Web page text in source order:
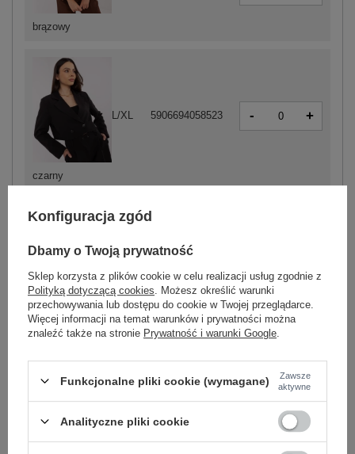
brązowy
czarny
L/XL 5906694058523 - +
bordowy
L/XL 5906694058561 -
ZALOGUJ SIĘ I ZOBACZ CENĘ
Masz pytanie? Chętnie pomożemy.
Konfiguracja zgód
Dbamy o Twoją prywatność
Sklep korzysta z plików cookie w celu realizacji usług zgodnie z
Polityką dotyczącą cookies . Możesz określić warunki
przechowywania lub dostępu do cookie w Twojej przeglądarce.
Więcej informacji na temat warunków i prywatności można
znaleźć także na stronie Prywatność i warunki Google
Funkcjonalne pliki cookie (wymagane)
Zawsze
aktywne
Analityczne pliki cookie